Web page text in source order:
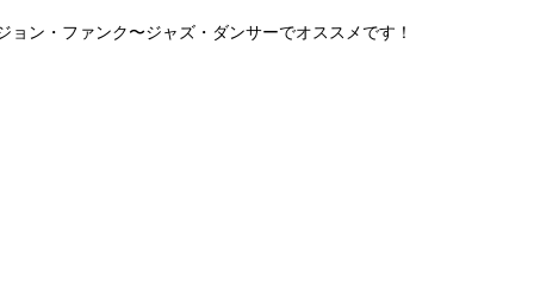
ン・ファンク〜ジャズ・ダンサーでオススメです！